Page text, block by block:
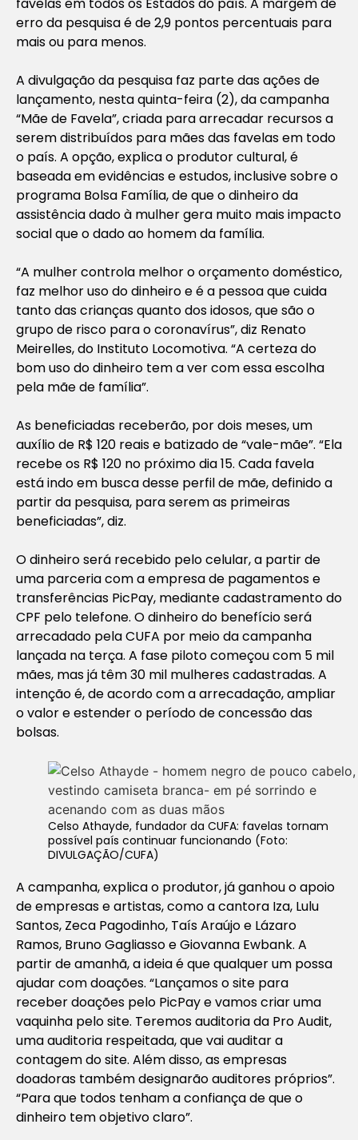
erro da pesquisa é de 2,9 pontos percentuais para
mais ou para menos.
A divulgação da pesquisa faz parte das ações de
lançamento, nesta quinta-feira (2), da campanha
“Mãe de Favela”, criada para arrecadar recursos a
serem distribuídos para mães das favelas em todo
o país. A opção, explica o produtor cultural, é
baseada em evidências e estudos, inclusive sobre o
programa Bolsa Família, de que o dinheiro da
assistência dado à mulher gera muito mais impacto
social que o dado ao homem da família.
“A mulher controla melhor o orçamento doméstico,
faz melhor uso do dinheiro e é a pessoa que cuida
tanto das crianças quanto dos idosos, que são o
grupo de risco para o coronavírus”, diz Renato
Meirelles, do Instituto Locomotiva. “A certeza do
bom uso do dinheiro tem a ver com essa escolha
pela mãe de família”.
As beneficiadas receberão, por dois meses, um
auxílio de R$ 120 reais e batizado de “vale-mãe”. “Ela
recebe os R$ 120 no próximo dia 15. Cada favela
está indo em busca desse perfil de mãe, definido a
partir da pesquisa, para serem as primeiras
beneficiadas”, diz.
O dinheiro será recebido pelo celular, a partir de
uma parceria com a empresa de pagamentos e
transferências PicPay, mediante cadastramento do
CPF pelo telefone. O dinheiro do benefício será
arrecadado pela CUFA por meio da campanha
lançada na terça. A fase piloto começou com 5 mil
mães, mas já têm 30 mil mulheres cadastradas. A
intenção é, de acordo com a arrecadação, ampliar
o valor e estender o período de concessão das
bolsas.
Celso Athayde, fundador da CUFA: favelas tornam
possível país continuar funcionando (Foto:
DIVULGAÇÃO/CUFA)
A campanha, explica o produtor, já ganhou o apoio
de empresas e artistas, como a cantora Iza, Lulu
Santos, Zeca Pagodinho, Taís Araújo e Lázaro
Ramos, Bruno Gagliasso e Giovanna Ewbank. A
partir de amanhã, a ideia é que qualquer um possa
ajudar com doações. “Lançamos o site para
receber doações pelo PicPay e vamos criar uma
vaquinha pelo site. Teremos auditoria da Pro Audit,
uma auditoria respeitada, que vai auditar a
contagem do site. Além disso, as empresas
doadoras também designarão auditores próprios”.
“Para que todos tenham a confiança de que o
dinheiro tem objetivo claro”.